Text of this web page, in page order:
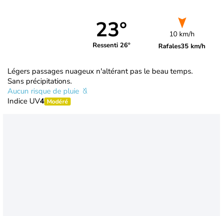
23°
Ressenti 26°
10 km/h
Rafales35 km/h
Légers passages nuageux n'altérant pas le beau temps.
Sans précipitations.
Aucun risque de pluie
Indice UV4 Modéré